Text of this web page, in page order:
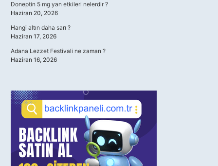
Doneptin 5 mg yan etkileri nelerdir ?
Haziran 20, 2026
Hangi altın daha sarı ?
Haziran 17, 2026
Adana Lezzet Festivali ne zaman ?
Haziran 16, 2026